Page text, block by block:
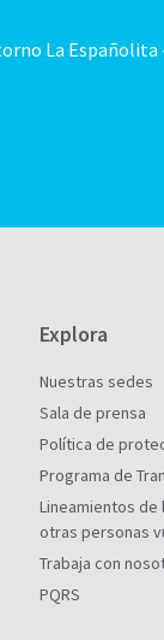
La
Explora
Nuestras sedes
Sala de prensa
Política de
Programa de
Lineamientos
otras personas
Trabaja con
PQRS